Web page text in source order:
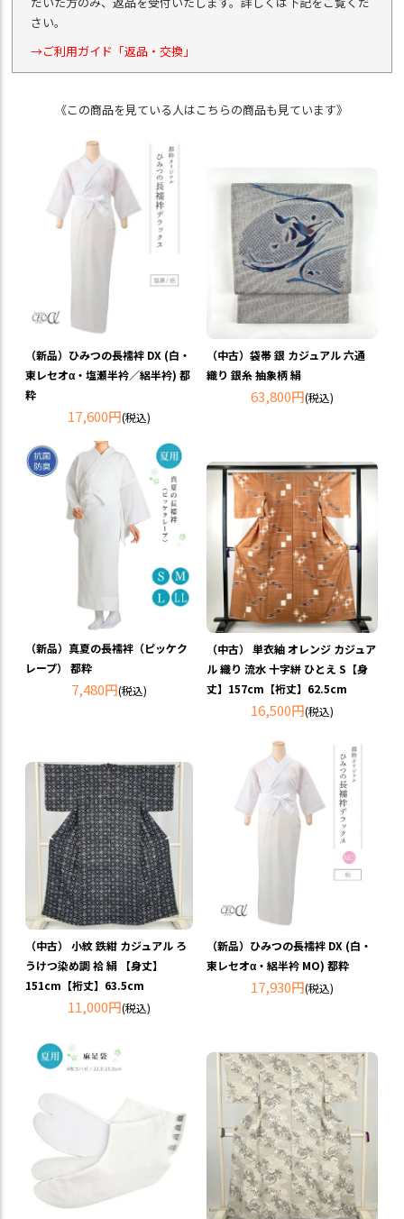
さい。
→ご利用ガイド「返品・交換」
《この商品を見ている人はこちらの商品も見ています》
（新品）ひみつの長襦袢 DX (白・
東レセオα・塩瀬半衿／絽半衿) 都
粋
17,600円(税込)
（中古）袋帯 銀 カジュアル 六通
織り 銀糸 抽象柄 絹
63,800円(税込)
（新品）真夏の長襦袢（ピッケク
レープ） 都粋
7,480円(税込)
（中古） 単衣紬 オレンジ カジュア
ル 織り 流水 十字絣 ひとえ S【身
丈】157cm【裄丈】62.5cm
16,500円(税込)
（中古） 小紋 鉄紺 カジュアル ろ
うけつ染め調 袷 絹 【身丈】
151cm【裄丈】63.5cm
11,000円(税込)
（新品）ひみつの長襦袢 DX (白・
東レセオα・絽半衿 MO) 都粋
17,930円(税込)